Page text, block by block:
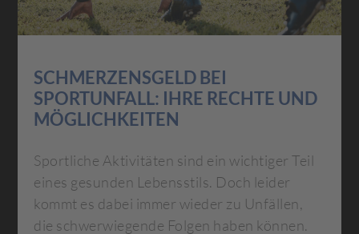
SCHMERZENSGELD BEI
SPORTUNFALL: IHRE RECHTE UND
MÖGLICHKEITEN
Sportliche Aktivitäten sind ein wichtiger Teil
eines gesunden Lebensstils. Doch leider
kommt es dabei immer wieder zu Unfällen,
die schwerwiegende Folgen haben können.